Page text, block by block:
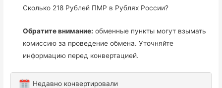
Сколько 218 Рублей ПМР в Рублях России?
Обратите внимание: обменные пункты могут взымать
комиссию за проведение обмена. Уточняйте
информацию перед конвертацией.
Недавно конвертировали